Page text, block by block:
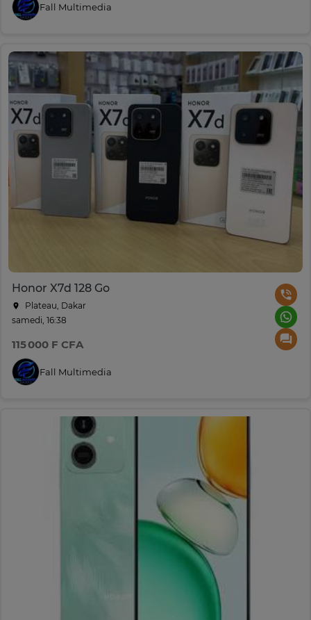
Fall Multimedia
Honor X7d 128 Go
Plateau, Dakar
samedi, 16:38
115 000 F CFA
Fall Multimedia